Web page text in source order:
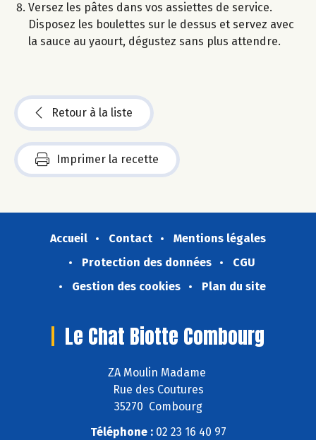
Versez les pâtes dans vos assiettes de service.
Disposez les boulettes sur le dessus et servez avec
la sauce au yaourt, dégustez sans plus attendre.
Retour à la liste
Imprimer la recette
Accueil Contact
Mentions légales
Protection des données
CGU
Gestion des cookies
Plan du site
Le Chat Biotte Combourg
ZA Moulin Madame
Rue des Coutures
35270 Combourg
Téléphone :02 23 16 40 97